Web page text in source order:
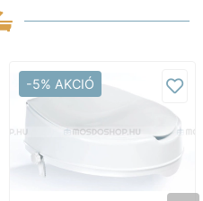
-5% AKCIÓ